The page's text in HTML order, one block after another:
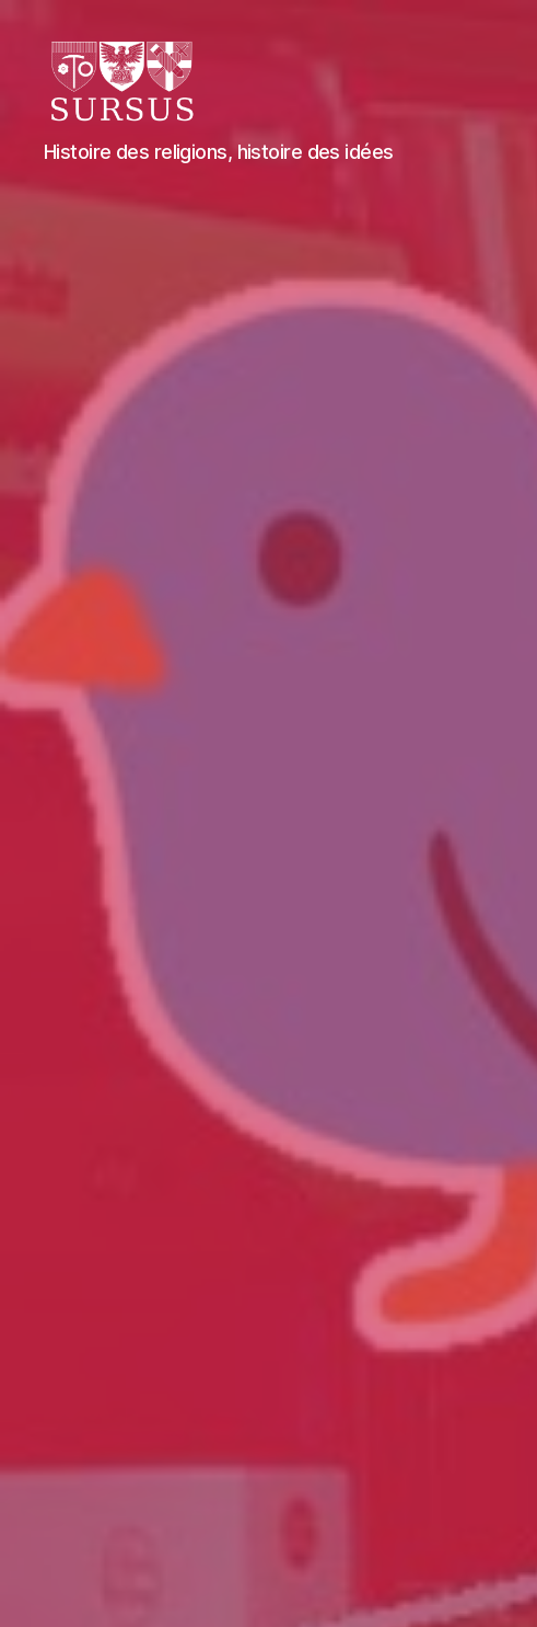
Sursus
Histoire des religions, histoire des idées